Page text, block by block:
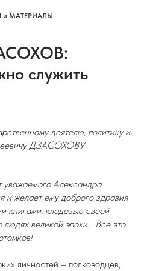
и МАТЕРИАЛЫ
служить
деятелю, политику и
ДЗАСОХОВУ
Александра
и желает ему доброго здравия
книгами, кладезью своей
великой эпохи… Все это
личностей – полководцев,